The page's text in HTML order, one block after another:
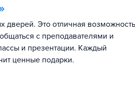
дверей. Это отличная возможность
с преподавателями и
и презентации. Каждый
ценные подарки.